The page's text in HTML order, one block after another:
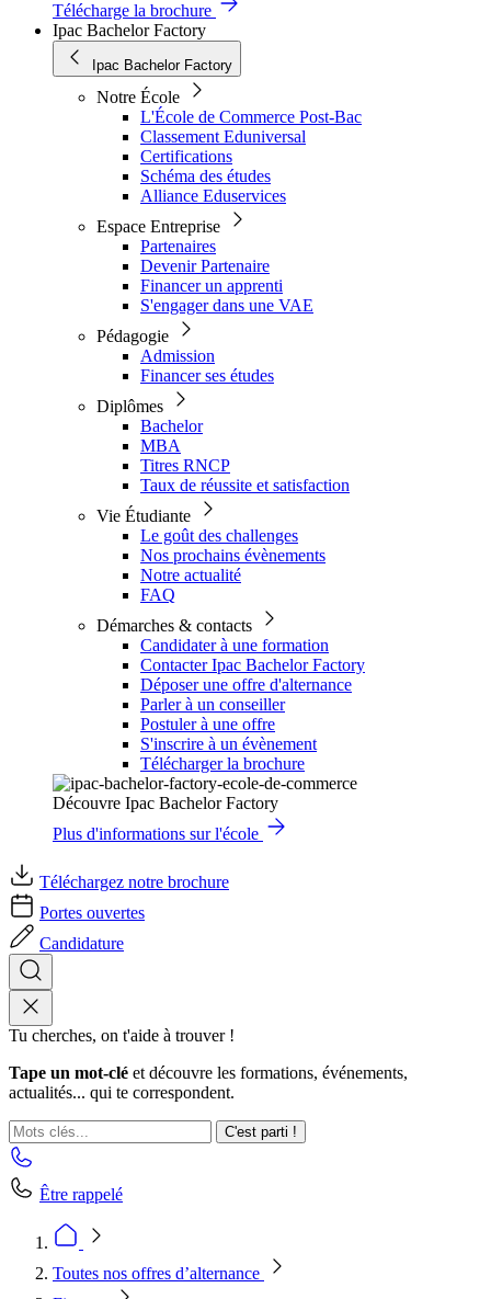
Télécharge la brochure
Ipac Bachelor Factory
Ipac Bachelor Factory
Notre École
L'École de Commerce Post-Bac
Classement Eduniversal
Certifications
Schéma des études
Alliance Eduservices
Espace Entreprise
Partenaires
Devenir Partenaire
Financer un apprenti
S'engager dans une VAE
Pédagogie
Admission
Financer ses études
Diplômes
Bachelor
MBA
Titres RNCP
Taux de réussite et satisfaction
Vie Étudiante
Le goût des challenges
Nos prochains évènements
Notre actualité
FAQ
Démarches & contacts
Candidater à une formation
Contacter Ipac Bachelor Factory
Déposer une offre d'alternance
Parler à un conseiller
Postuler à une offre
S'inscrire à un évènement
Télécharger la brochure
Découvre Ipac Bachelor Factory
Plus d'informations sur l'école
Téléchargez notre brochure
Portes ouvertes
Candidature
Tu cherches, on t'aide à trouver !
Tape un mot-clé et découvre les formations, événements,
actualités... qui te correspondent.
C'est parti !
Être rappelé
Toutes nos offres d’alternance